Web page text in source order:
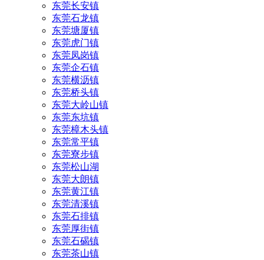
东莞长安镇
东莞石龙镇
东莞塘厦镇
东莞虎门镇
东莞凤岗镇
东莞企石镇
东莞横沥镇
东莞桥头镇
东莞大岭山镇
东莞东坑镇
东莞樟木头镇
东莞常平镇
东莞寮步镇
东莞松山湖
东莞大朗镇
东莞黄江镇
东莞清溪镇
东莞石排镇
东莞厚街镇
东莞石碣镇
东莞茶山镇